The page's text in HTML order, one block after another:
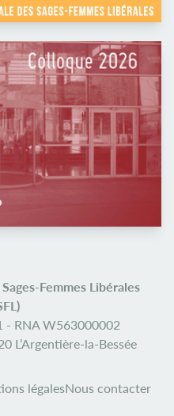
Femmes Libérales
- RNA W563000002
L’Argentière-la-Bessée
légalesNous contacter